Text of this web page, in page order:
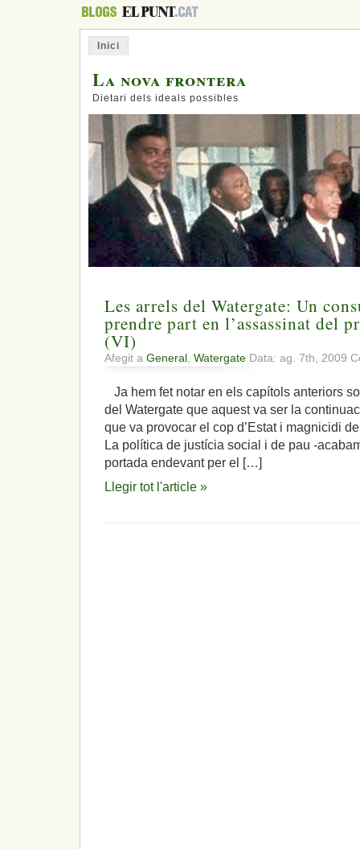
Inici
La nova frontera
Dietari dels ideals possibles
Les arrels del Watergate: Un
prendre part en l’assassinat del
(VI)
Afegit a General Watergate Data: ag. 7th, 2009
Ja hem fet notar en els capítols anteriors
del Watergate que aquest va ser la
que va provocar el cop d’Estat i magnicidi
La política de justícia social i de pau -
portada endevant per el […]
Llegir tot l'article »